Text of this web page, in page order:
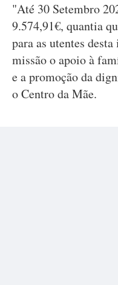
"Até 30 Setembro
9.574,91€, quantia
para as utentes
missão o apoio à
e a promoção da
o Centro da Mãe.